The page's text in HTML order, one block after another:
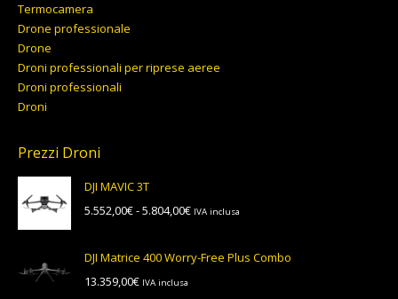
Termocamera
Drone professionale
Drone
Droni professionali per riprese aeree
Droni professionali
Droni
Prezzi Droni
DJI MAVIC 3T
5.552,00€-5.804,00€Fascia
da
IVA inclusa
DJI Matrice 400 Worry-Free Plus Combo
13.359,00€ IVA inclusa